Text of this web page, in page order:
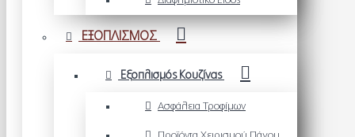
ΕΞΟΠΛΙΣΜΟΣ
Εξοπλισμός Κουζίνας
Ασφάλεια Τροφίμων